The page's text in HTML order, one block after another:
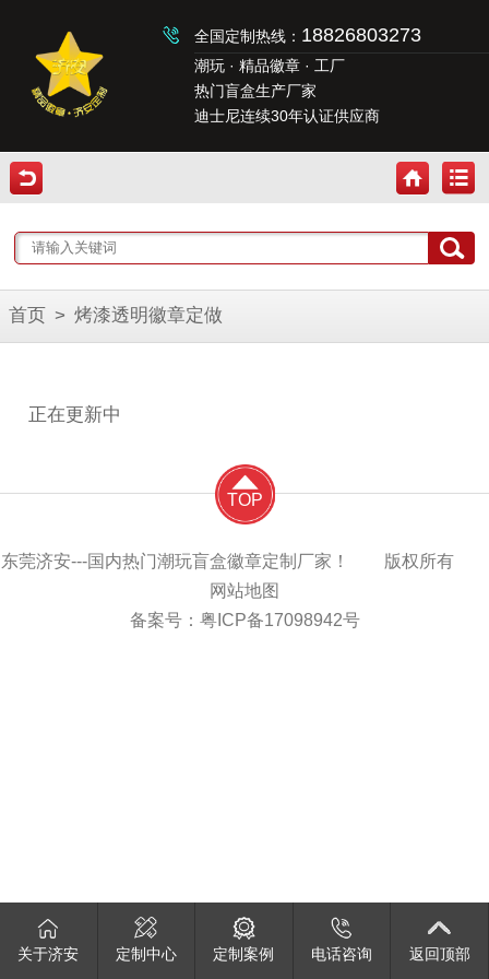
全国定制热线： 18826803273
潮玩 · 精品徽章 · 工厂
热门盲盒生产厂家
迪士尼连续30年认证供应商
首页 > 烤漆透明徽章定做
正在更新中
TOP
东莞济安---国内热门潮玩盲盒徽章定制厂家！ 版权所有
网站地图
备案号： 粤ICP备17098942号
关于济安 定制中心 定制案例 电话咨询 返回顶部